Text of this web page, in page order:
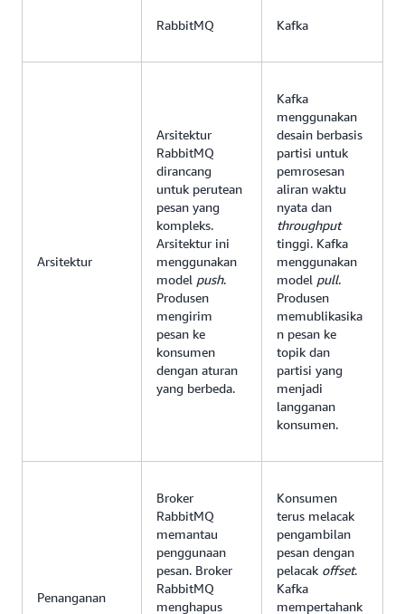
RabbitMQ Kafka
Arsitektur
Arsitektur
RabbitMQ
dirancang
untuk perutean
pesan yang
kompleks.
Arsitektur ini
menggunakan
model push.
Produsen
mengirim
pesan ke
konsumen
dengan aturan
yang berbeda.
Kafka
menggunakan
desain berbasis
partisi untuk
pemrosesan
aliran waktu
nyata dan
throughput
tinggi. Kafka
menggunakan
model pull.
Produsen
memublikasika
n pesan ke
topik dan
partisi yang
menjadi
langganan
konsumen.
Penanganan
Broker
RabbitMQ
memantau
penggunaan
pesan. Broker
RabbitMQ
menghapus
Konsumen
terus melacak
pengambilan
pesan dengan
pelacak offset.
Kafka
mempertahank